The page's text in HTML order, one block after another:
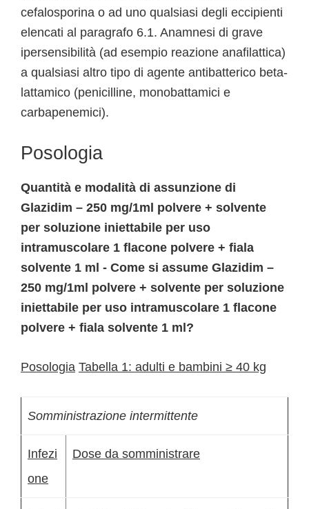
cefalosporina o ad uno qualsiasi degli eccipienti
elencati al paragrafo 6.1. Anamnesi di grave
ipersensibilità (ad esempio reazione anafilattica)
a qualsiasi altro tipo di agente antibatterico beta-
lattamico (penicilline, monobattamici e
carbapenemici).
Posologia
Quantità e modalità di assunzione di
Glazidim – 250 mg/1ml polvere + solvente
per soluzione iniettabile per uso
intramuscolare 1 flacone polvere + fiala
solvente 1 ml - Come si assume Glazidim –
250 mg/1ml polvere + solvente per soluzione
iniettabile per uso intramuscolare 1 flacone
polvere + fiala solvente 1 ml?
Posologia Tabella 1: adulti e bambini ≥ 40 kg
Somministrazione intermittente
Infezi
one
Dose da somministrare